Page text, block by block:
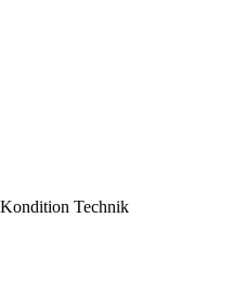
Kondition Technik